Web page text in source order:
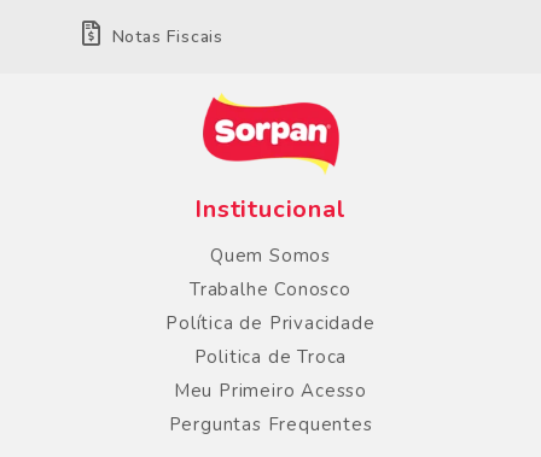
Notas Fiscais
Institucional
Quem Somos
Trabalhe Conosco
Política de Privacidade
Politica de Troca
Meu Primeiro Acesso
Perguntas Frequentes